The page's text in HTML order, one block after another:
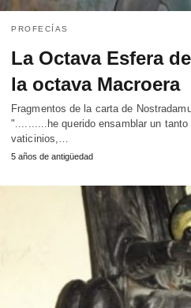
PROFECÍAS
La Octava Esfera
la octava Macroera
Fragmentos de la carta de
"..........he querido ensamblar un
vaticinios,…
5 años de antigüedad